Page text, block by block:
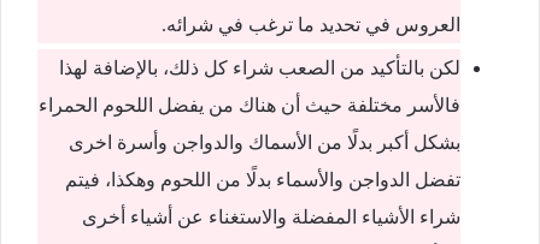
العروس في تحديد ما ترغب في شرائه.
لكن بالتأكيد من الصعب شراء كل ذلك، بالإضافة لهذا
فالأسر مختلفة حيث أن هناك من يفضل اللحوم الحمراء
بشكل أكبر بدلًا من الأسماك والدواجن وأسرة اخرى
تفضل الدواجن والأسماء بدلًا من اللحوم وهكذا، فيتم
شراء الأشياء المفضلة والاستغناء عن أشياء أخرى